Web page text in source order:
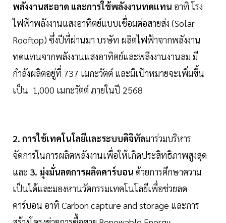
พลังงานสะอาด และการใช้พลังงานทดแทน อาทิ โรง
ไฟฟ้าพลังงานแสงอาทิตย์แบบเชื่อมต่อสายส่ง (Solar
Rooftop) ซึ่งปีที่ผ่านมา บรษัท ผลิตไฟฟ้าจากพลังงาน
ทดแทนจากพลังงานแสงอาทิตย์และพลีงงานงานลม มี
กำลังผลิตอยู่ที่ 737 เมกะวัตต์ และมีเป้าหมายจะเพิ่มขึ้น
เป็น 1,000 เมกะวัตต์ ภายในปี 2568
2. การใช้เทคโนโลยีและระบบดิจิทัลมาร่วมบริหาร
จัดการในการผลิตพลังงานเพื่อให้เกิดประสิทธิภาพสูงสุด
และ 3. มุ่งมั่นลดการผลิตคาร์บอน ด้วยการศึกษาความ
เป็นได้และมองหานวัตกรรมเทคโนโลยีเพื่อช่วยลด
คาร์บอน อาทิ Carbon capture and storage และการ